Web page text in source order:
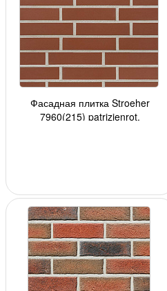
Фасадная плитка Stroeher
7960(215) patrizienrot,